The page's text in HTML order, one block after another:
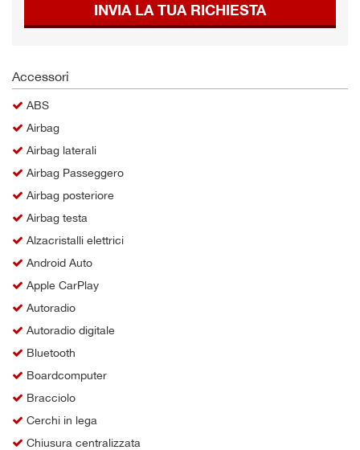
INVIA LA TUA RICHIESTA
Accessori
ABS
Airbag
Airbag laterali
Airbag Passeggero
Airbag posteriore
Airbag testa
Alzacristalli elettrici
Android Auto
Apple CarPlay
Autoradio
Autoradio digitale
Bluetooth
Boardcomputer
Bracciolo
Cerchi in lega
Chiusura centralizzata
le